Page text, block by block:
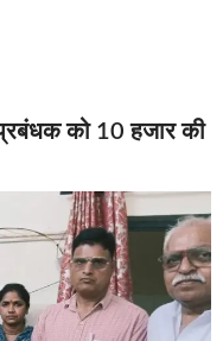
प्रबंधक को 10 हजार की